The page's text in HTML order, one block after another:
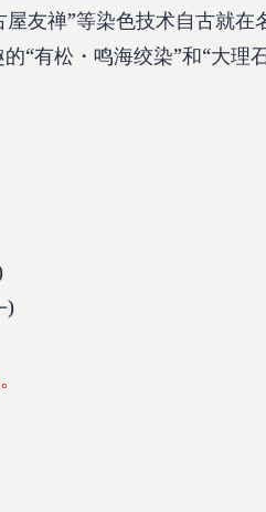
友禅”等染色技术自古就在
“有松・鸣海绞染”和“大理
)